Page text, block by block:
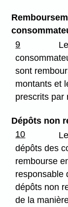
9
sont
montants et
prescrits par
Dépôts non
10
dépôts des
rembourse
responsable
dépôts non
de la